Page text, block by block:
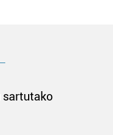
sartutako